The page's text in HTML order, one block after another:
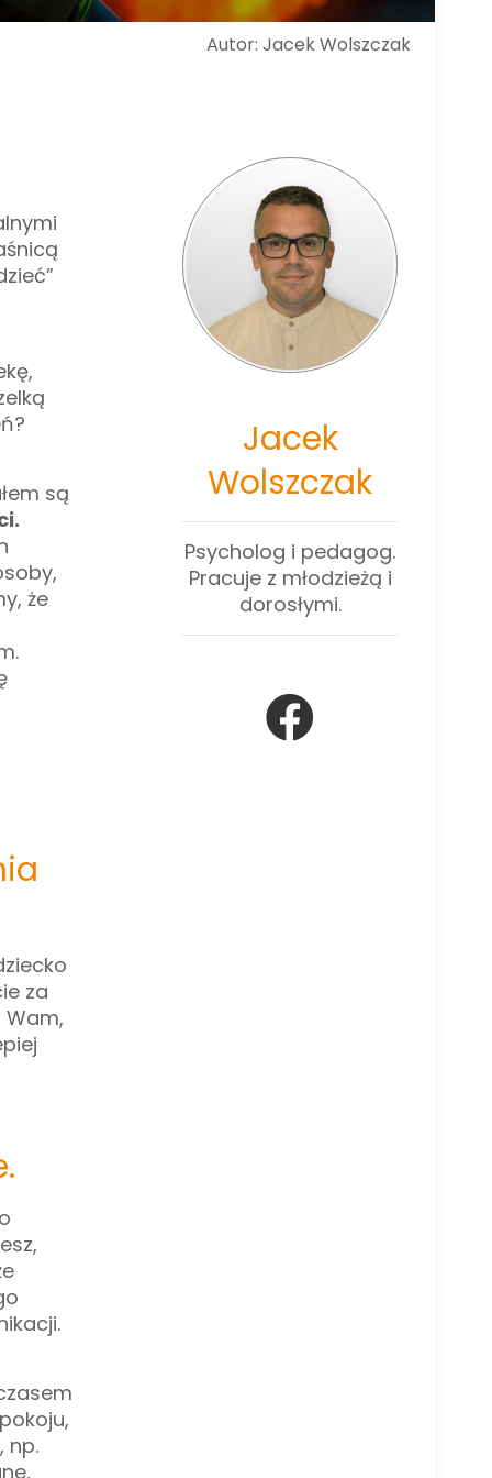
Autor: Jacek Wolszczak
są
że
za
np.
Jacek
Wolszczak
Psycholog i pedagog.
Pracuje z młodzieżą i
dorosłymi.